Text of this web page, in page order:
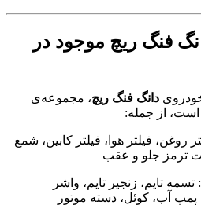
فنگ ریچ موجود در
دانگ فنگ ریچ، مجموعه‌ی
از جمله:
روغن، فیلتر هوا، فیلتر کابین، شمع
ترمز جلو و عقب
: تسمه تایم، زنجیر تایم، واشر
آب، کوئل، دسته موتور